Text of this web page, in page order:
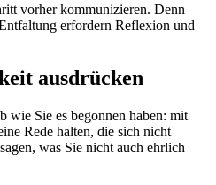
vorher kommunizieren. Denn
erfordern Reflexion und
ausdrücken
wie Sie es begonnen haben: mit
Rede halten, die sich nicht
was Sie nicht auch ehrlich